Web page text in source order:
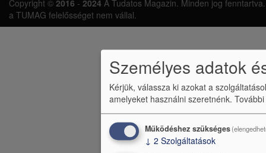
á
Copyright © 2016 - 2024 A Tudatos Magazin. Minden jog
a TUMAG felelősséget nem vállal.
Személyes adatok
Kérjük, válassza ki azokat a
amelyeket használni szeretnénk.
Működéshez szükséges
↓ 2 Szolgáltatások